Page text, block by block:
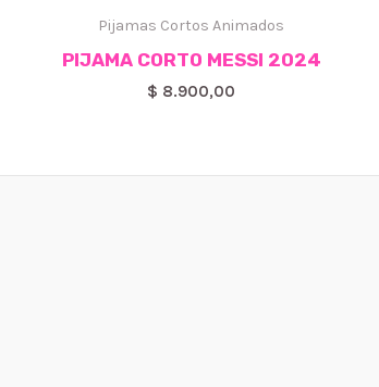
Pijamas Cortos Animados
PIJAMA CORTO MESSI 2024
$ 8.900,00